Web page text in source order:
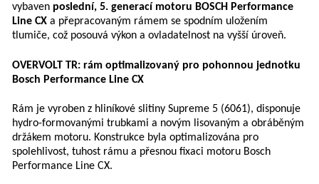
vybaven poslední, 5. generací motoru BOSCH Performance
Line CXa přepracovaným rámem se spodním uložením
tlumiče, což posouvá výkon a ovladatelnost na vyšší úroveň.
OVERVOLT TR: rám optimalizovaný pro pohonnou jednotku
Bosch Performance Line CX
Rám je vyroben z hliníkové slitiny Supreme 5 (6061), disponuje
hydro-formovanými trubkami a novým lisovaným a obráběným
držákem motoru. Konstrukce byla optimalizována pro
spolehlivost, tuhost rámu a přesnou fixaci motoru Bosch
Performance Line CX.